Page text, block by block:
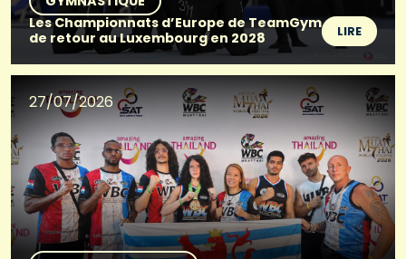
Les Championnats d’Europe de TeamGym
de retour au Luxembourg en 2028
LIRE
27/07/2026